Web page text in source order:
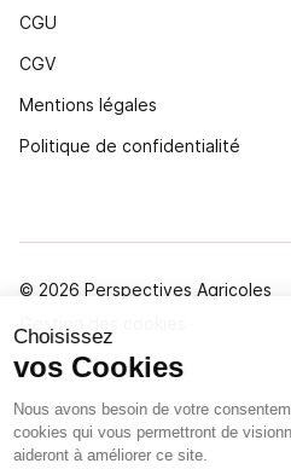
CGU
CGV
Mentions légales
Politique de confidentialité
© 2026 Perspectives Agricoles